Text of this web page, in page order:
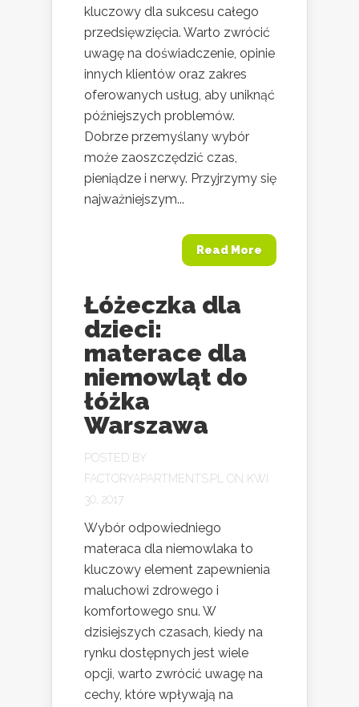
kluczowy dla sukcesu całego
przedsięwzięcia. Warto zwrócić
uwagę na doświadczenie, opinie
innych klientów oraz zakres
oferowanych usług, aby uniknąć
późniejszych problemów.
Dobrze przemyślany wybór
może zaoszczędzić czas,
pieniądze i nerwy. Przyjrzymy się
najważniejszym...
Read More
Łóżeczka dla
dzieci:
materace dla
niemowląt do
łóżka
Warszawa
POSTED BY
FACTORYAPARTMENTS.PL ON KWI
30, 2017
Wybór odpowiedniego
materaca dla niemowlaka to
kluczowy element zapewnienia
maluchowi zdrowego i
komfortowego snu. W
dzisiejszych czasach, kiedy na
rynku dostępnych jest wiele
opcji, warto zwrócić uwagę na
cechy, które wpływają na